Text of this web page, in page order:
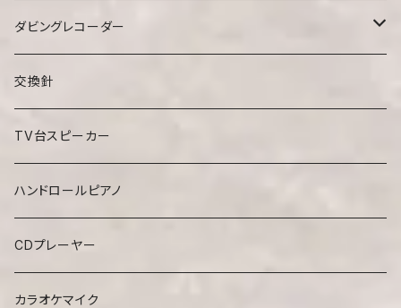
ミニラジカセ
CDラジカセ
ダビングレコーダー
CDプレーヤー
交換針
TV台スピーカー
ハンドロールピアノ
CDプレーヤー
カラオケマイク